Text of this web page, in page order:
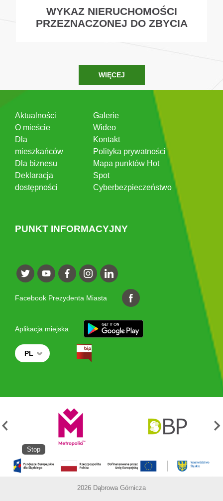
WYKAZ NIERUCHOMOŚCI
PRZEZNACZONEJ DO ZBYCIA
WIĘCEJ
Aktualności
O mieście
Dla
mieszkańców
Dla biznesu
Deklaracja
dostępności
Galerie
Wideo
Kontakt
Polityka prywatności
Mapa punktów Hot
Spot
Cyberbezpieczeństwo
PUNKT INFORMACYJNY
Facebook Prezydenta Miasta
Aplikacja miejska
PL
Stop
2026 Dąbrowa Górnicza